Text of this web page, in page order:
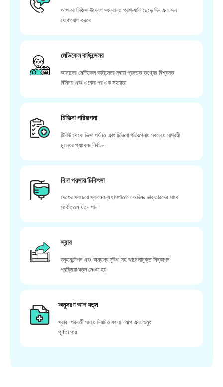
আপনার চিকিত্সা উদ্বেগ সংক্রান্ত প্রশ্নগুলি ছেড়ে দিন এবং দল
যোগাযোগ করবে
মেডিকেল কাউন্সেলর
আমাদের মেডিকেল কাউন্সেলর দ্বারা প্রদত্ত তথ্যের বিশ্বস্ত
বিনিময় এবং একের পর এক সহায়তা
চিকিত্সা পরিকল্পনা
টিকিট থেকে ভিসা পর্যন্ত এবং চিকিত্সা পরিকল্পনায় সবচেয়ে সাশ্রয়ী
মূল্যের প্যাকেজ নির্বাচন
বিনা পয়সায় চিকিৎসা
দেশের সবচেয়ে স্বনামধন্য হাসপাতালে অভিজ্ঞ ডাক্তারদের সাথে
সর্বোত্তম যত্ন পান
স্রাব
ডকুমেন্টেশন এবং অন্যান্য সুবিধা সহ ঝামেলামুক্ত নিষ্কাশন
প্রক্রিয়া যত্ন নেওয়া হয়
অনুসরণ আপ যত্ন
স্রাব-পরবর্তী সময়ে নিয়মিত ফলো-আপ এবং ওষুধ
পূর্ণতা পায়